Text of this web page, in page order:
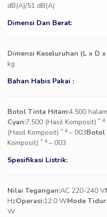
dB(A)/51 dB(A)
Dimensi Dan Berat:
Dimensi Keseluruhan (L x D
kg
Bahan Habis Pakai :
Botol Tinta Hitam:4.500
Cyan:7.500 (Hasil Komposit) * 4
(Hasil Komposit) * 4 – 003Botol
Komposit) * 4 – 003
Spesifikasi Listrik:
Nilai Tegangan:AC 220-240 V
HzOperasi:12.0 WMode Tidur:
W